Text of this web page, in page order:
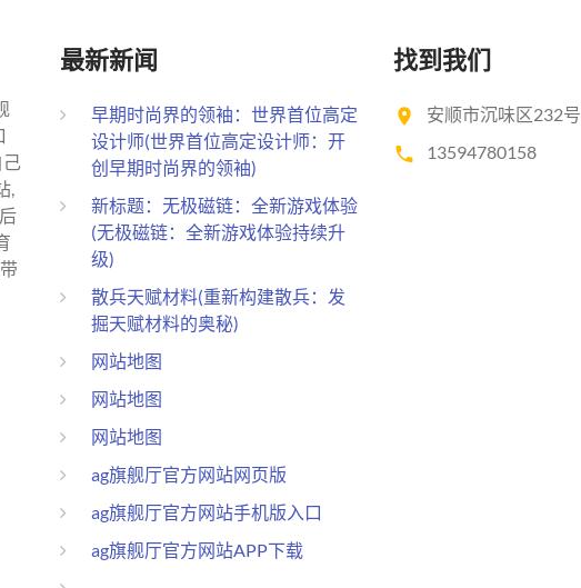
,
最新新闻
早期时尚界的领袖：世界首位高定
设计师(世界首位高定设计师：开
创早期时尚界的领袖)
新标题：无极磁链：全新游戏体验
(无极磁链：全新游戏体验持续升
级)
散兵天赋材料(重新构建散兵：发
掘天赋材料的奥秘)
网站地图
网站地图
网站地图
ag旗舰厅官方网站网页版
ag旗舰厅官方网站手机版入口
ag旗舰厅官方网站APP下载
找到我们
安顺市沉味区232号
13594780158